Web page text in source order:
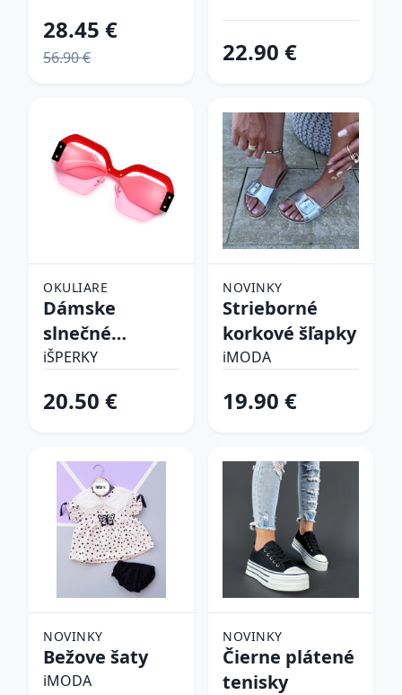
28.45 €
56.90 € 22.90 €
OKULIARE
Dámske
slnečné
okuliare
iŠPERKY
20.50 €
NOVINKY
Strieborné
korkové šľapky
iMODA
19.90 €
NOVINKY
Bežove šaty
iMODA
NOVINKY
Čierne plátené
tenisky